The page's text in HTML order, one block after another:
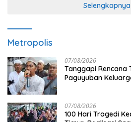
Selengkapnya
Metropolis
07/08/2026
Tanggapi Rencana
Paguyuban
07/08/2026
100 Hari Tragedi